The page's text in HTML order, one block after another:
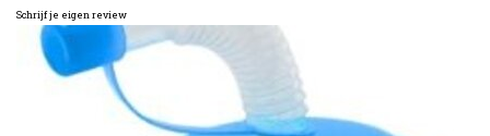
Schrijf je eigen review